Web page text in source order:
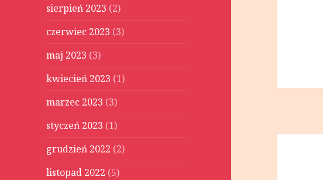
sierpień 2023 (2)
czerwiec 2023 (3)
maj 2023 (3)
kwiecień 2023 (1)
marzec 2023 (3)
styczeń 2023 (1)
grudzień 2022 (2)
listopad 2022 (5)